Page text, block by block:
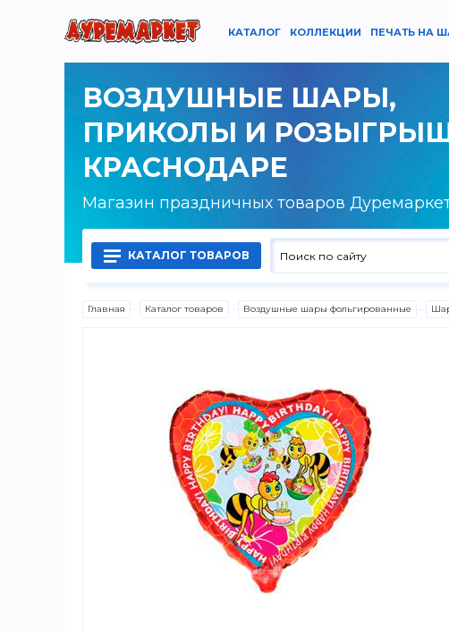
КАТАЛОГ КОЛЛЕКЦИИ ПЕЧАТЬ НА
ВОЗДУШНЫЕ ШАРЫ,
ПРИКОЛЫ И
КРАСНОДАРЕ
Магазин праздничных товаров
КАТАЛОГ ТОВАРОВ
Воздушные шары латексные
Гелий, оборудование и аксессуары
Игры и игрушки
Карнавально-праздничная продукция
Наградная атрибутика
Подарочная упаковка, конверты для
Главная Каталог товаров Воздушные шары фольгированные